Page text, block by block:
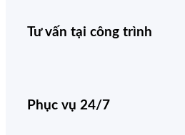
Tư vấn tại công trình
Phục vụ 24/7